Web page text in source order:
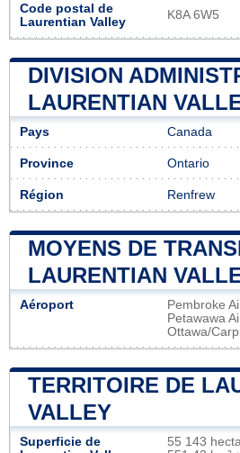
Code postal de
Laurentian Valley
K8A 6W5
DIVISION
LAURENTIAN
Pays Canada
Province Ontario
Région Renfrew
MOYENS DE
LAURENTIAN
Aéroport Pembroke
Petawawa
Ottawa/
TERRITOIRE DE
VALLEY
Superficie de
55 143